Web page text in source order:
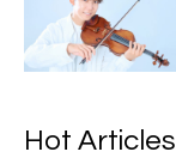
Hot Articles